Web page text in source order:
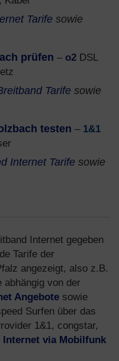
Tarife sowie
prüfen – o2 DSL
Tarife sowie
testen – 1&1
Internet Tarife sowie
Internet gegeben
Tarife der
angezeigt, also z.B.
abhängig von der
Angebote sowie
Surfen über das
1&1, congstar,
Internet via Mobilfunk